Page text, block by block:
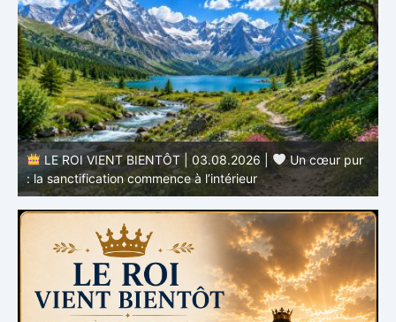
LE ROI VIENT BIENTÔT | 03.08.2026 |
Un cœur pur
: la sanctification commence à l’intérieur